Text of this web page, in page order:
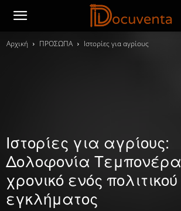
Αρχική ΠΡΟΣΩΠΑ Ιστορίες για αγρίους
Ιστορίες για αγρίους:
Δολοφονία Τεμπονέρα
χρονικό ενός πολιτικού
εγκλήματος